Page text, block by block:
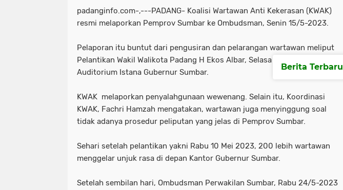
padanginfo.com-,---PADANG- Koalisi Wartawan Anti Kekerasan (KWAK)
resmi melaporkan Pemprov Sumbar ke Ombudsman, Senin 15/5-2023.
Pelaporan itu buntut dari pengusiran dan pelarangan wartawan meliput
Pelantikan Wakil Walikota Padang H Ekos Albar, Selasa 9/5-2023 di
Auditorium Istana Gubernur Sumbar.
KWAK melaporkan penyalahgunaan wewenang. Selain itu, Koordinasi
KWAK, Fachri Hamzah mengatakan, wartawan juga menyinggung soal
tidak adanya prosedur peliputan yang jelas di Pemprov Sumbar.
Sehari setelah pelantikan yakni Rabu 10 Mei 2023, 200 lebih wartawan
menggelar unjuk rasa di depan Kantor Gubernur Sumbar.
Setelah sembilan hari, Ombudsman Perwakilan Sumbar, Rabu 24/5-2023
Berita Terbaru